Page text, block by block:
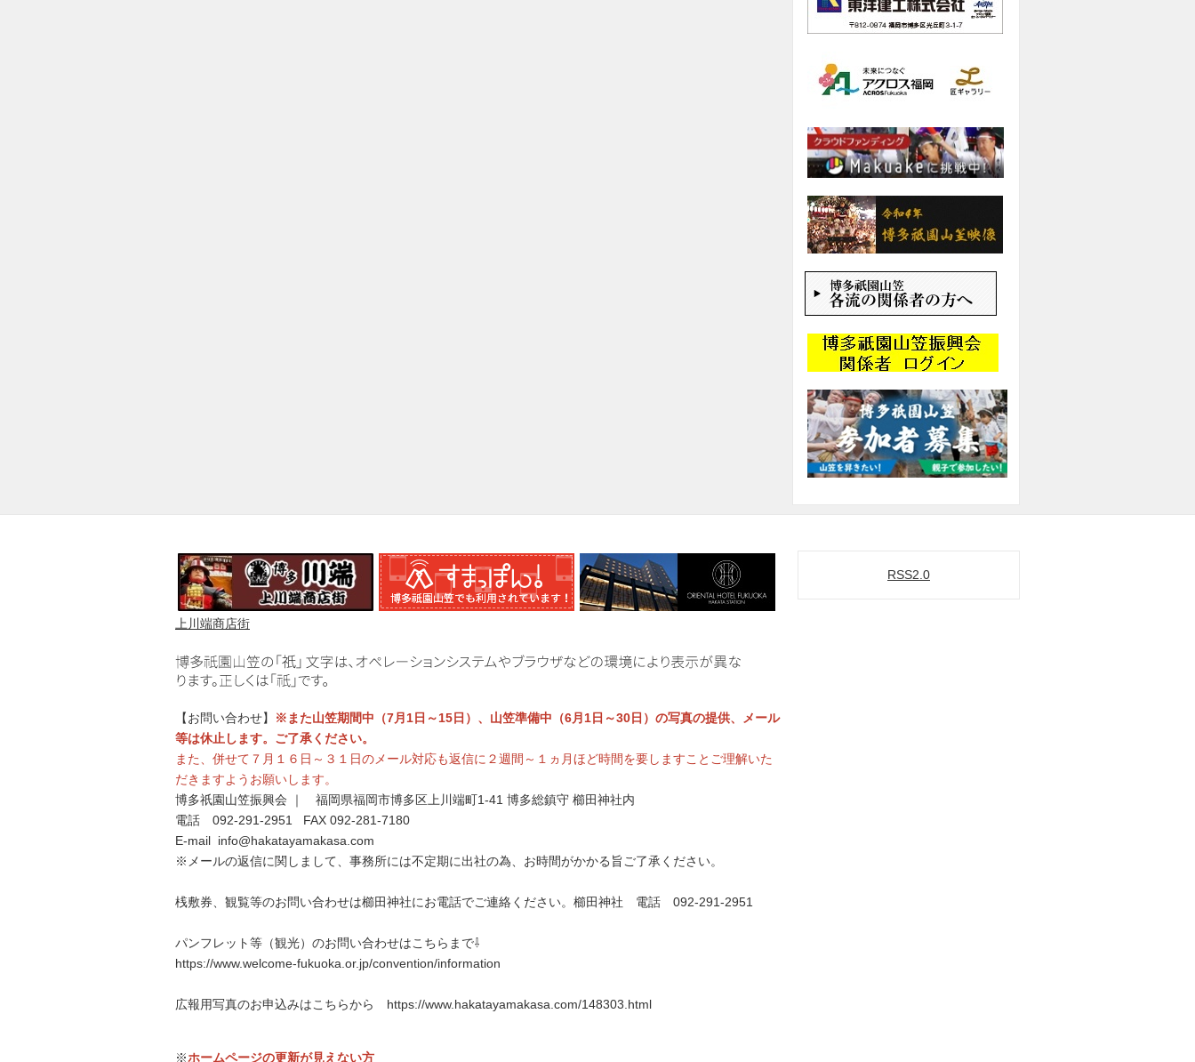
上川端商店街
【お問い合わせ】
※また山笠期間中（7月1日～15日）、山笠準備中（6月1日～30日）の写真の提供、メール
等は休止します。ご了承ください。
また、併せて７月１６日～３１日のメール対応も返信に２週間～１ヵ月ほど時間を要しますことご理解いた
だきますようお願いします。
博多祇園山笠振興会 ｜ 福岡県福岡市博多区上川端町1-41 博多総鎮守 櫛田神社内
電話 092-291-2951 FAX 092-281-7180
E-mail info@hakatayamakasa.com
※メールの返信に関しまして、事務所には不定期に出社の為、お時間がかかる旨ご了承ください。
桟敷券、観覧等のお問い合わせは櫛田神社にお電話でご連絡ください。櫛田神社 電話 092-291-2951
パンフレット等（観光）のお問い合わせはこちらまで⇩
https://www.welcome-fukuoka.or.jp/convention/information
広報用写真のお申込みはこちらから https://www.hakatayamakasa.com/148303.html
※ホームページの更新が見えない方
RSS2.0